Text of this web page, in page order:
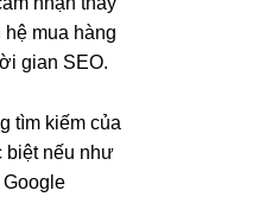
mua hàng
gian SEO.
tìm kiếm của
biệt nếu như